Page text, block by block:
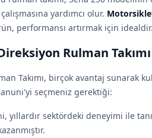
yardımcı olur.
performansı artırmak için idealdir.
Rulman
Takımı, birçok avantaj sunarak
seçmeniz gerektiği:
yıllardır sektördeki deneyimi ile